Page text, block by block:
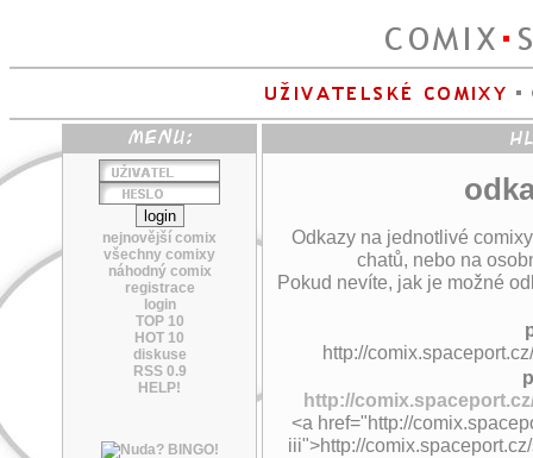
nejnovější comix
všechny comixy
náhodný comix
registrace
login
TOP 10
HOT 10
diskuse
RSS 0.9
HELP!
Odkazy na jednotlivé
chatů, nebo na
Pokud nevíte, jak je možné
http://
http://
<a href="http://
iii">http://